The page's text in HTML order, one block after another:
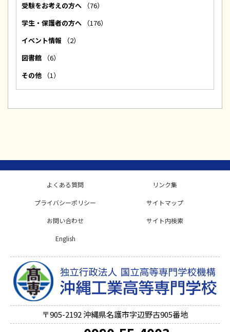
受験をお考えの方へ
（76）
学生・保護者の方へ
（176）
イベント情報
（2）
図書館
（6）
その他
（1）
よくある質問 リンク集
プライバシーポリシー サイトマップ
お問い合わせ サイト内検索
English
〒905-2192沖縄県名護市字辺野古905番地